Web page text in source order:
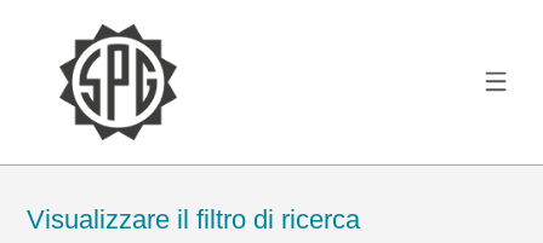
Visualizzare il filtro di ricerca